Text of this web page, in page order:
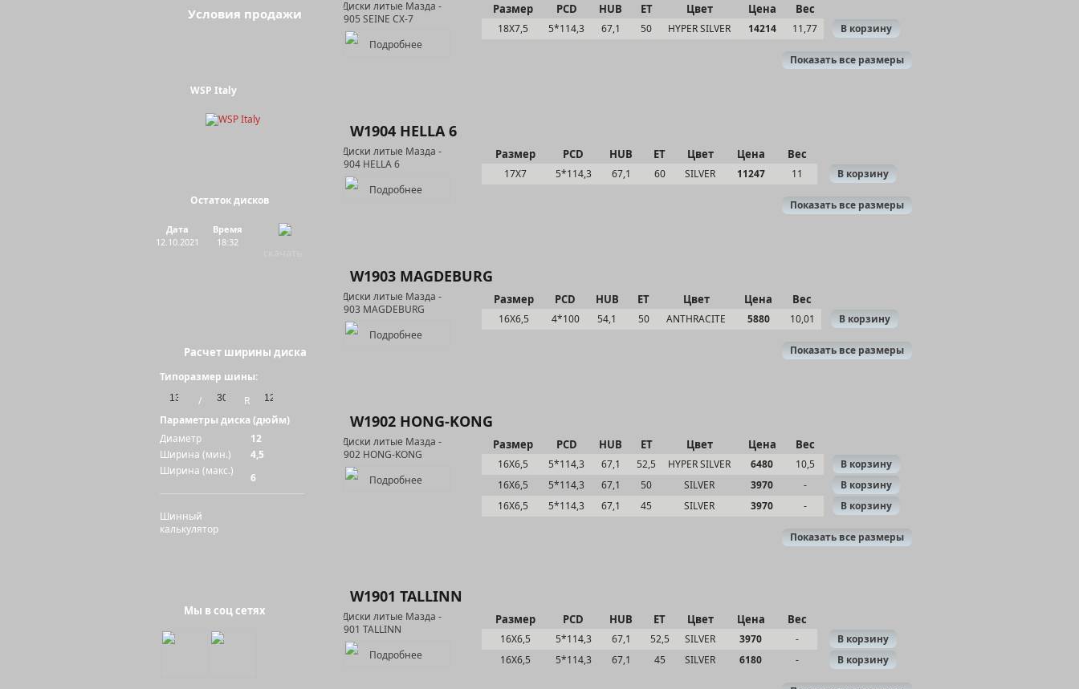
Подробнее
Размер PCD HUB ET Цвет Цена Вес
18Х7,5 5*114,3 67,1 50 HYPER SILVER 14214 11,77 В корзину
Показать все размеры
W1904 HELLA 6
Подробнее
Размер PCD HUB ET Цвет Цена Вес
17Х7 5*114,3 67,1 60 SILVER 11247 11 В корзину
Показать все размеры
W1903 MAGDEBURG
Подробнее
Размер PCD HUB ET Цвет Цена Вес
16Х6,5 4*100 54,1 50 ANTHRACITE 5880 10,01 В корзину
Показать все размеры
W1902 HONG-KONG
Подробнее
Размер PCD HUB ET Цвет Цена Вес
16Х6,5 5*114,3 67,1 52,5 HYPER SILVER 6480 10,5
В корзину
16Х6,5
5*114,3 67,1 50 SILVER 3970 -
В корзину
16Х6,5
5*114,3 67,1 45 SILVER 3970 - В корзину
Показать все размеры
W1901 TALLINN
Подробнее
Размер PCD HUB ET Цвет Цена Вес
16Х6,5 5*114,3 67,1 52,5 SILVER 3970 -
В корзину
16Х6,5
5*114,3 67,1 45 SILVER 6180 - В корзину
Условия продажи
WSP Italy
Остаток дисков
Дата
12.10.2021
Время
18:32
Расчет ширины диска
Типоразмер шины:
/
R
Параметры диска (дюйм)
Диаметр
12
Ширина (мин.)
4,5
Ширина (макс.)
6
Шинный
калькулятор
Мы в соц сетях